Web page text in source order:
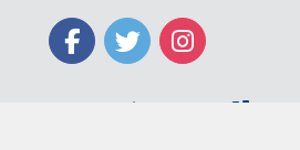
Министарство финансија